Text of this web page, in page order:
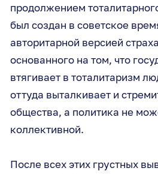
продолжением
был создан в советское
авторитарной версией
основанного на том, что
втягивает в тоталитаризм
оттуда выталкивает и
общества, а политика не
коллективной.
После всех этих грустных